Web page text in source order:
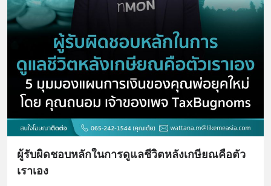
ผู้รับผิดชอบหลักในการดูแลชีวิตหลังเกษียณคือตัว
เราเอง